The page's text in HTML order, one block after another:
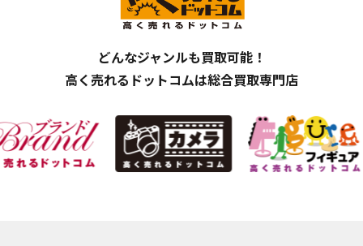
どんなジャンルも買取可能！
高く売れるドットコムは総合買取専門店